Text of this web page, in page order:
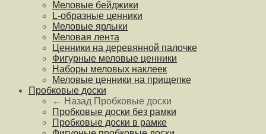
Меловые бейджики
L-образные ценники
Меловые ярлыки
Меловая лента
Ценники на деревянной палочке
Фигурные меловые ценники
Наборы меловых наклеек
Меловые ценники на прищепке
Пробковые доски
← Назад Пробковые доски
Пробковые доски без рамки
Пробковые доски в рамке